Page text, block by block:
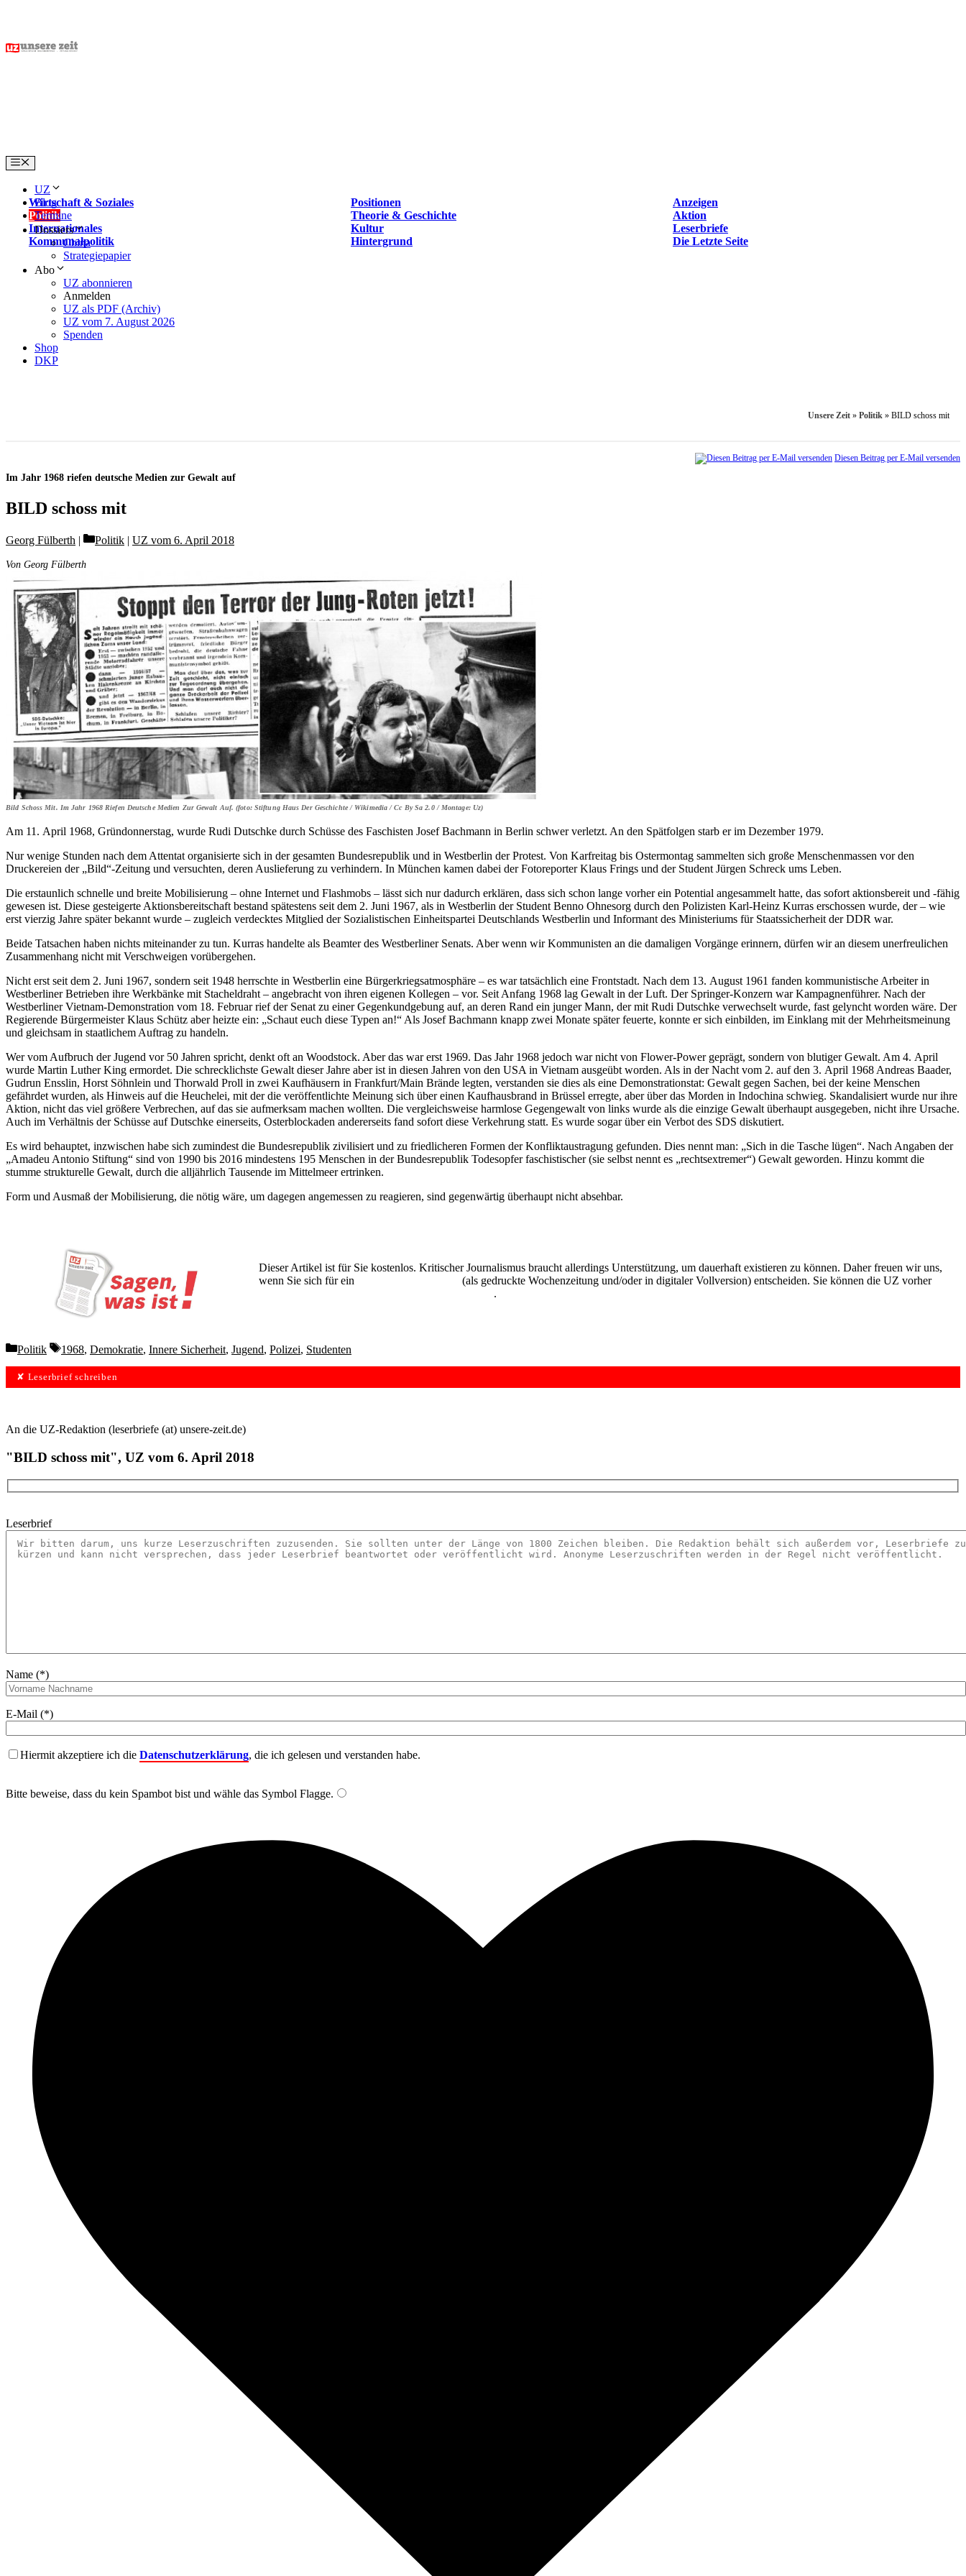
content
Menu
UZ
Wirtschaft & Soziales
Positionen
Anzeigen
Politik
Theorie & Geschichte
Aktion
Internationales
Kultur
Leserbriefe
Kommunalpolitik
Hintergrund Die Letzte Seite
Blog
Termine
Dossiers
China
Strategiepapier
Abo
UZ abonnieren
Anmelden
UZ als PDF (Archiv)
UZ vom 7. August 2026
Spenden
Shop
DKP
Unsere Zeit » Politik » BILD schoss mit
Diesen Beitrag per E-Mail versenden
Im Jahr 1968 riefen deutsche Medien zur Gewalt auf
BILD schoss mit
Georg Fülberth Categories
Politik | UZ vom 6. April 2018
Von Georg Fülberth
Bild Schoss Mit. Im Jahr 1968 Riefen Deutsche Medien Zur Gewalt Auf. (foto: Stiftung Haus Der Geschichte / Wikimedia / Cc By Sa 2.0 / Montage: Uz)
Am 11. April 1968, Gründonnerstag, wurde Rudi Dutschke durch Schüsse des Faschisten Josef Bachmann in Berlin schwer verletzt. An den Spätfolgen starb er im Dezember 1979.
Nur wenige Stunden nach dem Attentat organisierte sich in der gesamten Bundesrepublik und in Westberlin der Protest. Von Karfreitag bis Ostermontag sammelten sich große Menschenmassen vor den
Druckereien der „Bild“-Zeitung und versuchten, deren Auslieferung zu verhindern. In München kamen dabei der Fotoreporter Klaus Frings und der Student Jürgen Schreck ums Leben.
Die erstaunlich schnelle und breite Mobilisierung – ohne Internet und Flashmobs – lässt sich nur dadurch erklären, dass sich schon lange vorher ein Potential angesammelt hatte, das sofort aktionsbereit und -fähig
gewesen ist. Diese gesteigerte Aktionsbereitschaft bestand spätestens seit dem 2. Juni 1967, als in Westberlin der Student Benno Ohnesorg durch den Polizisten Karl-Heinz Kurras erschossen wurde, der – wie
erst vierzig Jahre später bekannt wurde – zugleich verdecktes Mitglied der Sozialistischen Einheitspartei Deutschlands Westberlin und Informant des Ministeriums für Staatssicherheit der DDR war.
Beide Tatsachen haben nichts miteinander zu tun. Kurras handelte als Beamter des Westberliner Senats. Aber wenn wir Kommunisten an die damaligen Vorgänge erinnern, dürfen wir an diesem unerfreulichen
Zusammenhang nicht mit Verschweigen vorübergehen.
Nicht erst seit dem 2. Juni 1967, sondern seit 1948 herrschte in Westberlin eine Bürgerkriegsatmosphäre – es war tatsächlich eine Frontstadt. Nach dem 13. August 1961 fanden kommunistische Arbeiter in
Westberliner Betrieben ihre Werkbänke mit Stacheldraht – angebracht von ihren eigenen Kollegen – vor. Seit Anfang 1968 lag Gewalt in der Luft. Der Springer-Konzern war Kampagnenführer. Nach der
Westberliner Vietnam-Demonstration vom 18. Februar rief der Senat zu einer Gegenkundgebung auf, an deren Rand ein junger Mann, der mit Rudi Dutschke verwechselt wurde, fast gelyncht worden wäre. Der
Regierende Bürgermeister Klaus Schütz aber heizte ein: „Schaut euch diese Typen an!“ Als Josef Bachmann knapp zwei Monate später feuerte, konnte er sich einbilden, im Einklang mit der Mehrheitsmeinung
und gleichsam in staatlichem Auftrag zu handeln.
Wer vom Aufbruch der Jugend vor 50 Jahren spricht, denkt oft an Woodstock. Aber das war erst 1969. Das Jahr 1968 jedoch war nicht von Flower-Power geprägt, sondern von blutiger Gewalt. Am 4. April
wurde Martin Luther King ermordet. Die schrecklichste Gewalt dieser Jahre aber ist in diesen Jahren von den USA in Vietnam ausgeübt worden. Als in der Nacht vom 2. auf den 3. April 1968 Andreas Baader,
Gudrun Ensslin, Horst Söhnlein und Thorwald Proll in zwei Kaufhäusern in Frankfurt/Main Brände legten, verstanden sie dies als eine Demonstrationstat: Gewalt gegen Sachen, bei der keine Menschen
gefährdet wurden, als Hinweis auf die Heuchelei, mit der die veröffentlichte Meinung sich über einen Kaufhausbrand in Brüssel erregte, aber über das Morden in Indochina schwieg. Skandalisiert wurde nur ihre
Aktion, nicht das viel größere Verbrechen, auf das sie aufmerksam machen wollten. Die vergleichsweise harmlose Gegengewalt von links wurde als die einzige Gewalt überhaupt ausgegeben, nicht ihre Ursache.
Auch im Verhältnis der Schüsse auf Dutschke einerseits, Osterblockaden andererseits fand sofort diese Verkehrung statt. Es wurde sogar über ein Verbot des SDS diskutiert.
Es wird behauptet, inzwischen habe sich zumindest die Bundesrepublik zivilisiert und zu friedlicheren Formen der Konfliktaustragung gefunden. Dies nennt man: „Sich in die Tasche lügen“. Nach Angaben der
„Amadeu Antonio Stiftung“ sind von 1990 bis 2016 mindestens 195 Menschen in der Bundesrepublik Todesopfer faschistischer (sie selbst nennt es „rechtsextremer“) Gewalt geworden. Hinzu kommt die
stumme strukturelle Gewalt, durch die alljährlich Tausende im Mittelmeer ertrinken.
Form und Ausmaß der Mobilisierung, die nötig wäre, um dagegen angemessen zu reagieren, sind gegenwärtig überhaupt nicht absehbar.
Dieser Artikel ist für Sie kostenlos. Kritischer Journalismus braucht allerdings Unterstützung, um dauerhaft existieren zu können. Daher freuen wir uns,
wenn Sie sich für ein
(als gedruckte Wochenzeitung und/oder in digitaler Vollversion) entscheiden. Sie können die UZ vorher
.
Categories
Politik Tags
1968, Demokratie, Innere Sicherheit, Jugend, Polizei, Studenten
✘ Leserbrief schreiben
An die UZ-Redaktion (leserbriefe (at) unsere-zeit.de)
"BILD schoss mit", UZ vom 6. April 2018
Leserbrief
Name (*)
E-Mail (*)
Hiermit akzeptiere ich die Datenschutzerklärung, die ich gelesen und verstanden habe.
Bitte beweise, dass du kein Spambot bist und wähle das Symbol Flagge.